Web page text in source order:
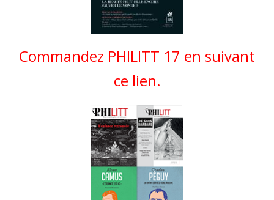
Commandez PHILITT 17 en suivant
ce lien.